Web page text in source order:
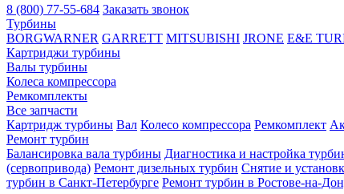
8 (800) 77-55-684 Заказать звонок
Турбины
BORGWARNER GARRETT MITSUBISHI JRONE E&E
Картриджи турбины
Валы турбины
Колеса компрессора
Ремкомплекты
Все запчасти
Картридж турбины Вал Колесо компрессора Ремкомплект
Ремонт турбин
Балансировка вала турбины Диагностика и настройка
(сервопривода) Ремонт дизельных турбин Снятие и
турбин в Санкт-Петербурге Ремонт турбин в Ростове-на-